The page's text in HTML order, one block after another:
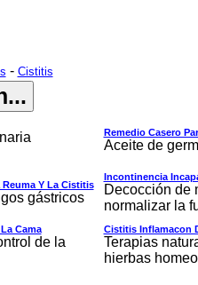
- Cistitis
Remedio Casero
Aceite de
Y La Cistitis
gástricos
Incontinencia
Decocción de
normalizar la
Cama
de la
Cistitis Inflamacon
Terapias
hierbas